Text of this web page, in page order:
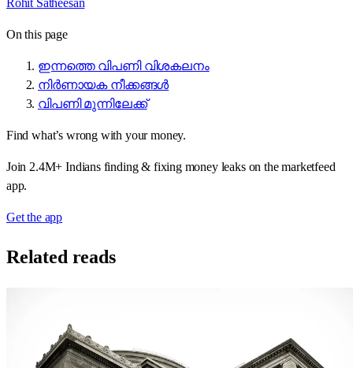
Rohit Satheesan
On this page
ഇന്നത്തെ വിപണി വിശകലനം
നിർണായക നീക്കങ്ങൾ
വിപണി മുന്നിലേക്ക്
Find what’s wrong with your money.
Join 2.4M+ Indians finding & fixing money leaks on the marketfeed
app.
Get the app
Related reads